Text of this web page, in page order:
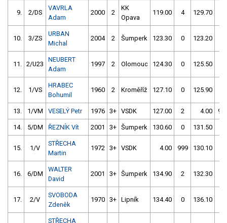
9. 2/DS
VAVRLA
Adam
2000 2
KK
Opava
119.00 4 129.70
10. 3/ZS
URBAN
Michal
2004 2 Šumperk 123.30 0 123.20
11. 2/U23
NEUBERT
Adam
1997 2 Olomouc 124.30 0 125.50
12. 1/VS
HRABEC
Bohumil
1960 2 Kroměříž 127.10 0 125.90
13. 1/VM VESELÝ Petr 1976 3+ VSDK 127.00 2 4.00
14. 5/DM ŘEZNÍK Vít 2001 3+ Šumperk 130.60 0 131.50
15. 1/V
STŘECHA
Martin
1972 3+ VSDK 4.00 999 130.10
16. 6/DM
WALTER
David
2001 3+ Šumperk 134.90 2 132.30
17. 2/V
SVOBODA
Zdeněk
1970 3+ Lipník 134.40 0 136.10
STŘECHA